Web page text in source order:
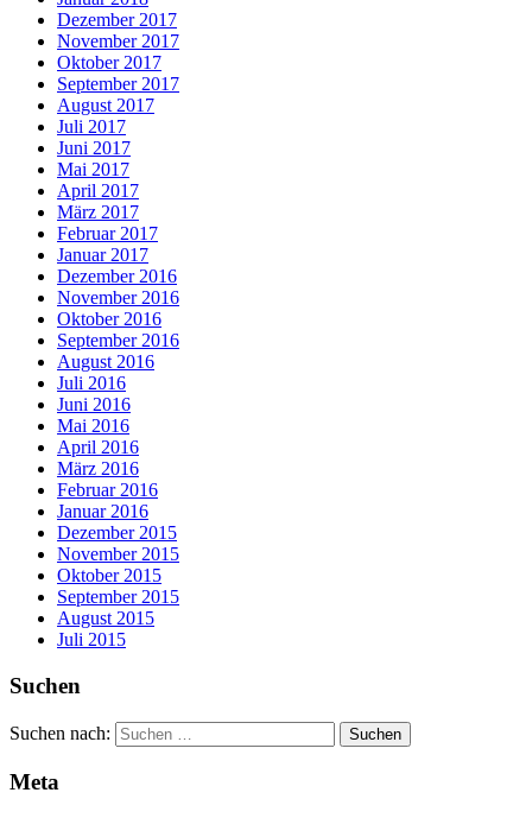
Dezember 2017
November 2017
Oktober 2017
September 2017
August 2017
Juli 2017
Juni 2017
Mai 2017
April 2017
März 2017
Februar 2017
Januar 2017
Dezember 2016
November 2016
Oktober 2016
September 2016
August 2016
Juli 2016
Juni 2016
Mai 2016
April 2016
März 2016
Februar 2016
Januar 2016
Dezember 2015
November 2015
Oktober 2015
September 2015
August 2015
Juli 2015
Suchen
Suchen nach:
Meta